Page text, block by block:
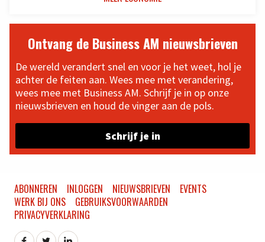
Ontvang de Business AM nieuwsbrieven
De wereld verandert snel en voor je het weet, hol je
achter de feiten aan. Wees mee met verandering,
wees mee met Business AM. Schrijf je in op onze
nieuwsbrieven en houd de vinger aan de pols.
Schrijf je in
ABONNEREN INLOGGEN NIEUWSBRIEVEN
EVENTS
WERK BIJ ONS
GEBRUIKSVOORWAARDEN
PRIVACYVERKLARING